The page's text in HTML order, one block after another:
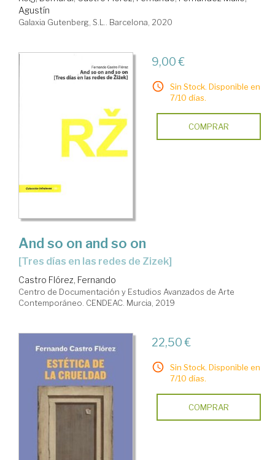
Agustín
Galaxia Gutenberg, S.L.. Barcelona, 2020
9,00 €
Sin Stock. Disponible en
7/10 días.
COMPRAR
And so on and so on
[tres días en las redes de Zizek]
Castro Flórez, Fernando
Centro de Documentación y Estudios Avanzados de Arte
Contemporáneo. CENDEAC. Murcia, 2019
22,50 €
Sin Stock. Disponible en
7/10 días.
COMPRAR